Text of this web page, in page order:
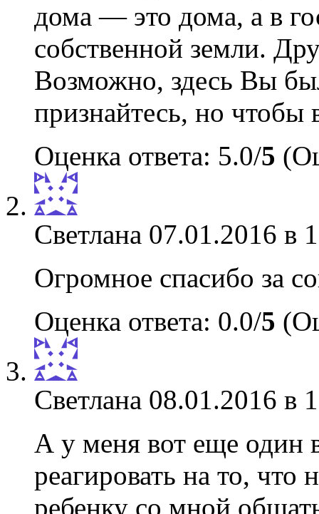
дома — это дома, а в
собственной земли.
Возможно, здесь Вы
признайтесь, но чтобы
Оценка ответа: 5.0/5
Светлана 07.01.2016 в
Огромное спасибо за
Оценка ответа: 0.0/5
Светлана 08.01.2016 в
А у меня вот еще один
реагировать на то, что
ребенку со мной